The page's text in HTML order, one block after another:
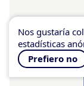
Nos gustaría
estadísticas
Prefiero no